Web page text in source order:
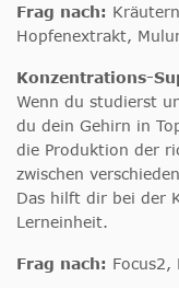
Frag nach:
Hopfenextrakt,
Konzentrations-
Wenn du studierst
du dein Gehirn in
die Produktion der
zwischen
Das hilft dir bei der
Lerneinheit.
Frag nach: Focus2,